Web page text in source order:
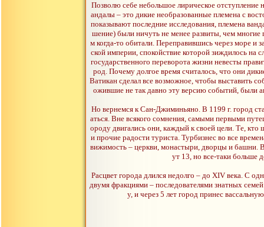
Позволю себе небольшое лирическое отступление
андалы – это дикие необразованные племена с
показывают последние исследования, племена
шение) были ничуть не менее развиты, чем многие
м когда-то обитали. Переправившись через море и
ской империи, спокойствие которой зиждилось на
государственного переворота жизни невесты
род. Почему долгое время считалось, что они
Ватикан сделал все возможное, чтобы выставить
ожившие не так давно эту версию событий, были
Но вернемся к Сан-Джиминьяно. В 1199 г. город
аться. Вне всякого сомнения, самыми первыми
ороду двигались они, каждый к своей цели. Те,
и прочие радости туриста. Турбизнес во все
вижимость – церкви, монастыри, дворцы и башни.
ут 13, но все-таки больше
Расцвет города длился недолго – до XIV века. С
двумя фракциями – последователями знатных
у, и через 5 лет город принес